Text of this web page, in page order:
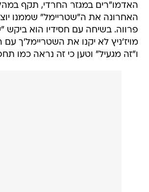
האדמו"רים במגזר החרדי, תקף
האחרונה את ה"שטריימל" שממנו
פרווה. בשיחה עם חסידיו הוא ביקש
מויז'ניץ לא יקנו את השטריימל'ך עם
ו"זה מגעיל" וטען כי זה נראה כמו